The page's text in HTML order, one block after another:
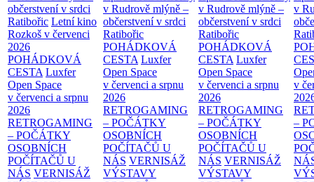
občerstvení v srdci
Ratibořic Letní kino
Rozkoš v červenci
2026
POHÁDKOVÁ
CESTA Luxfer
Open Space
v červenci a srpnu
2026
RETROGAMING
– POČÁTKY
OSOBNÍCH
POČÍTAČŮ U
NÁS VERNISÁŽ
v Rudrově mlýně –
občerstvení v srdci
Ratibořic
POHÁDKOVÁ
CESTA Luxfer
Open Space
v červenci a srpnu
2026
RETROGAMING
– POČÁTKY
OSOBNÍCH
POČÍTAČŮ U
NÁS VERNISÁŽ
VÝSTAVY
v Rudrově mlýně –
občerstvení v srdci
Ratibořic
POHÁDKOVÁ
CESTA Luxfer
Open Space
v červenci a srpnu
2026
RETROGAMING
– POČÁTKY
OSOBNÍCH
POČÍTAČŮ U
NÁS VERNISÁŽ
VÝSTAVY
v
v
–